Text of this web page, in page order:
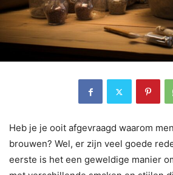
Heb je je ooit afgevraagd waarom
brouwen? Wel, er zijn veel goede
eerste is het een geweldige manier